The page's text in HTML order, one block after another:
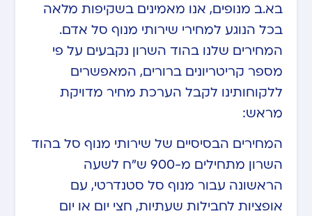
בא.ב מנופים, אנו מאמינים בשקיפות מלאה
בכל הנוגע למחירי שירותי מנוף סל אדם.
המחירים שלנו בהוד השרון נקבעים על פי
מספר קריטריונים ברורים, המאפשרים
ללקוחותינו לקבל הערכת מחיר מדויקת
מראש:
המחירים הבסיסיים של שירותי מנוף סל בהוד
השרון מתחילים מ-900 ש”ח לשעה
הראשונה עבור מנוף סל סטנדרטי, עם
אופציות לחבילות שעתיות, חצי יום או יום